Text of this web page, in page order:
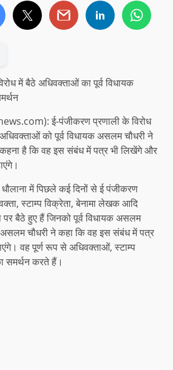
में बैठे अधिवक्ताओं का पूर्व विधायक
ई-पंजीकरण प्रणाली के विरोध
को पूर्व विधायक असलम चौधरी ने
है कि वह इस संबंध में पत्र भी लिखेंगे और
में पिछले कई दिनों से ई पंजीकरण
स्टाम्प विक्रेता, बेनामा लेखक आदि
बैठे हुए हैं जिनको पूर्व विधायक असलम
असलम चौधरी ने कहा कि वह इस संबंध में पत्र
वह पूर्ण रूप से अधिवक्ताओं, स्टाम्प
समर्थन करते हैं।